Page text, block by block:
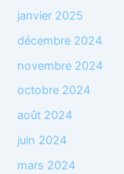
janvier 2025
décembre 2024
novembre 2024
octobre 2024
août 2024
juin 2024
mars 2024